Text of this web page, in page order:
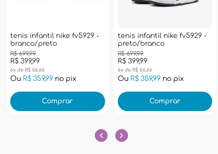
tenis infantil nike fv5929 -
branco/preto
R$ 399,99
R$ 699,99
6x de R$ 66,66
Ou R$ 359,99 no pix
Comprar
tenis infantil nike fv5929 -
preto/branco
R$ 399,99
R$ 699,99
6x de R$ 66,66
Ou R$ 359,99no pix
Comprar